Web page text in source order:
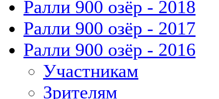
Ралли 900 озёр - 2018
Ралли 900 озёр - 2017
Ралли 900 озёр - 2016
Участникам
Зрителям